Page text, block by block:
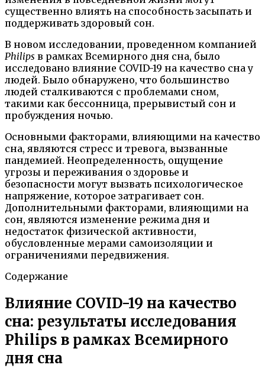
существенно влиять на способность засыпать и
поддерживать здоровый сон.
В новом исследовании, проведенном компанией
Philips в рамках Всемирного дня сна, было
исследовано влияние COVID-19 на качество сна у
людей. Было обнаружено, что большинство
людей сталкиваются с проблемами сном,
такими как бессонница, прерывистый сон и
пробуждения ночью.
Основными факторами, влияющими на качество
сна, являются стресс и тревога, вызванные
пандемией. Неопределенность, ощущение
угрозы и переживания о здоровье и
безопасности могут вызвать психологическое
напряжение, которое затрагивает сон.
Дополнительными факторами, влияющими на
сон, являются изменение режима дня и
недостаток физической активности,
обусловленные мерами самоизоляции и
ограничениями передвижения.
Содержание
Влияние COVID-19 на качество
сна: результаты исследования
Philips в рамках Всемирного
дня сна